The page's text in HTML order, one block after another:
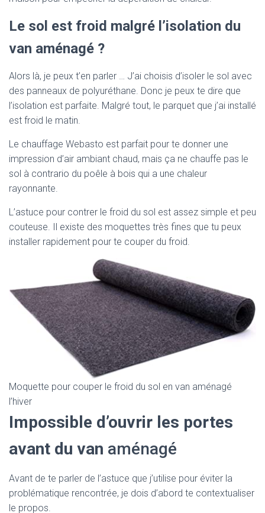
Le sol est froid malgré l’isolation du
van aménagé ?
Alors là, je peux t’en parler … J’ai choisis d’isoler le sol avec
des panneaux de polyuréthane. Donc je peux te dire que
l’isolation est parfaite. Malgré tout, le parquet que j’ai installé
est froid le matin.
Le chauffage Webasto est parfait pour te donner une
impression d’air ambiant chaud, mais ça ne chauffe pas le
sol à contrario du poêle à bois qui a une chaleur
rayonnante.
L’astuce pour contrer le froid du sol est assez simple et peu
couteuse. Il existe des moquettes très fines que tu peux
installer rapidement pour te couper du froid.
Moquette pour couper le froid du sol en van aménagé
l’hiver
Impossible d’ouvrir les portes
avant du van aménagé
Avant de te parler de l’astuce que j’utilise pour éviter la
problématique rencontrée, je dois d’abord te contextualiser
le propos.